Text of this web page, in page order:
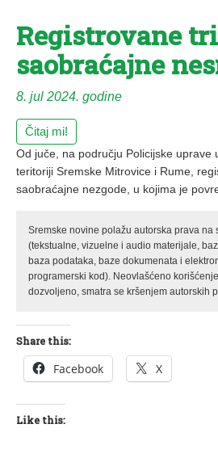
Registrovane tri
saobraćajne
8. jul 2024. godine
Čitaj mi!
Od juče, na području Policijske uprave
teritoriji Sremske Mitrovice i Rume,
saobraćajne nezgode, u kojima je
Sremske novine polažu autorska prava na
(tekstualne, vizuelne i audio materijale,
baza podataka, baze dokumenata i
programerski kod). Neovlašćeno
dozvoljeno, smatra se kršenjem autorskih
Share this:
Facebook X
Like this: